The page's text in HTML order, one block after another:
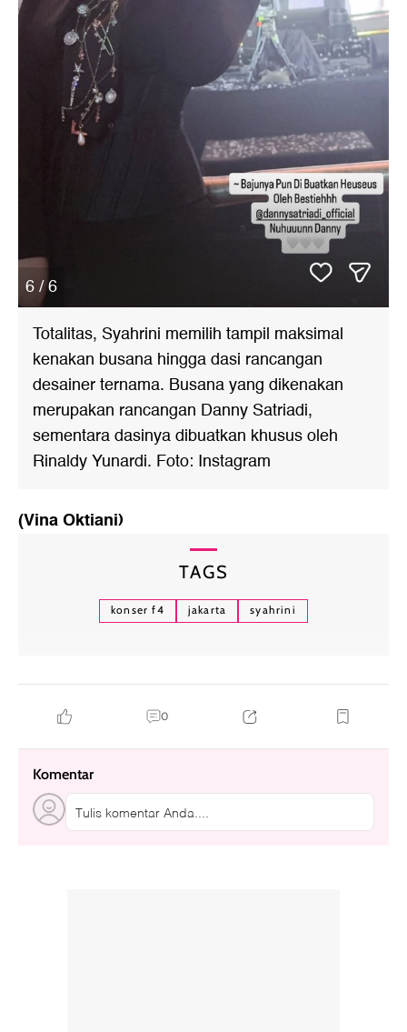
6 / 6
Totalitas, Syahrini memilih tampil maksimal
kenakan busana hingga dasi rancangan
desainer ternama. Busana yang dikenakan
merupakan rancangan Danny Satriadi,
sementara dasinya dibuatkan khusus oleh
Rinaldy Yunardi. Foto: Instagram
(Vina Oktiani)
TAGS
konser f4 jakarta syahrini
0
Komentar
Tulis komentar Anda....